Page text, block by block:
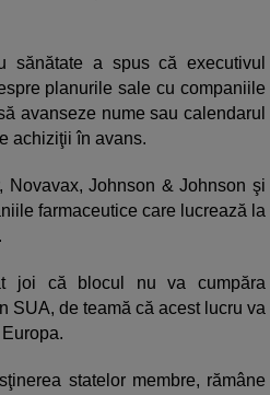
sănătate a spus că executivul
planurile sale cu companiile
avanseze nume sau calendarul
achiziţii în avans.
Novavax, Johnson & Johnson şi
farmaceutice care lucrează la
joi că blocul nu va cumpăra
SUA, de teamă că acest lucru va
statelor membre, rămâne